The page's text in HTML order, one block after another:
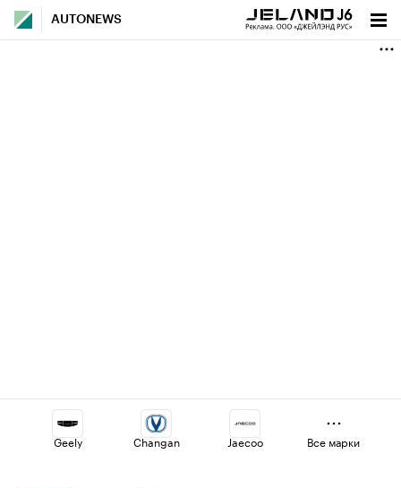
AUTONEWS
Geely Changan Jaecoo Все марки